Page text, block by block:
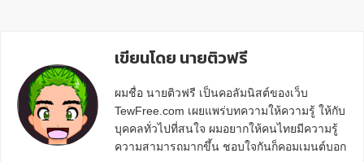
เขียนโดย นายติวฟรี
ผมชื่อ นายติวฟรี เป็นคอลัมนิสต์ของเว็บ
TewFree.com เผยแพร่บทความให้ความรู้ ให้กับ
บุคคลทั่วไปที่สนใจ ผมอยากให้คนไทยมีความรู้
ความสามารถมากขึ้น ชอบใจกันก็คอมเมนต์บอก